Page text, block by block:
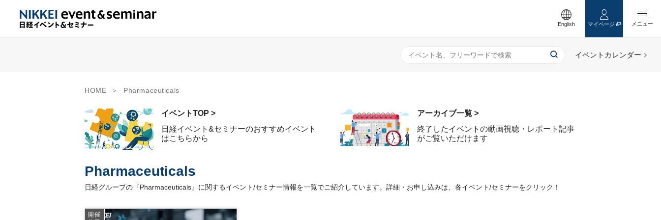
English マイページ
HOME Pharmaceuticals
イベントTOP >
日経イベント&セミナーのおすすめイベント
はこちらから
アーカイブ一覧 >
終了したイベントの動画視聴・レポート記事
がご覧いただけます
Pharmaceuticals
日経グループの『Pharmaceuticals』に関するイベント/セミナー情報を一覧でご紹介しています。詳細・お申し込みは、各イベント/セミナーをクリック！
開催